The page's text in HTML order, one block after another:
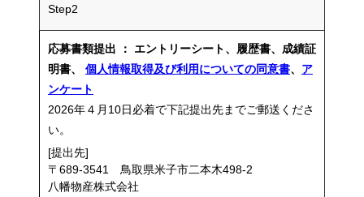
Step2
応募書類提出 ： エントリーシート、履歴書、成績証
明書、 個人情報取得及び利用についての同意書、 ア
ンケート
2026年４月10日必着で下記提出先までご郵送くださ
い。
[提出先]
〒689-3541 鳥取県米子市二本木498-2
八幡物産株式会社